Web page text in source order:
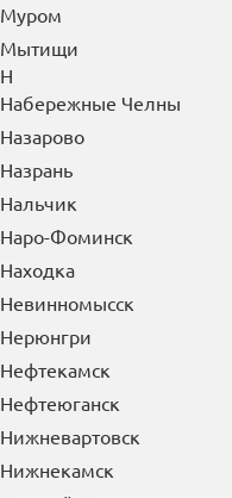
Можайск
Мончегорск
Москва
Московский
Мурманск
Муром
Мытищи
Набережные Челны
Назарово
Назрань
Нальчик
Наро-Фоминск
Находка
Невинномысск